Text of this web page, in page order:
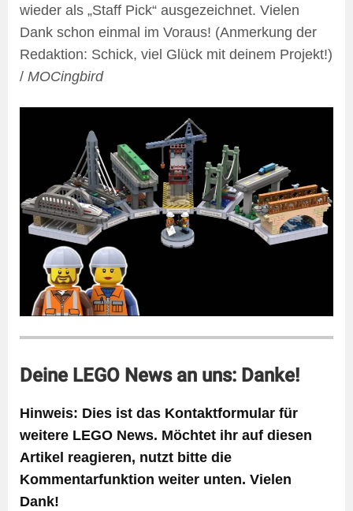
wieder als „Staff Pick“ ausgezeichnet. Vielen
Dank schon einmal im Voraus! (Anmerkung der
Redaktion: Schick, viel Glück mit deinem Projekt!)
/ MOCingbird
Deine LEGO News an uns: Danke!
Hinweis: Dies ist das Kontaktformular für
weitere LEGO News. Möchtet ihr auf diesen
Artikel reagieren, nutzt bitte die
Kommentarfunktion weiter unten. Vielen
Dank!